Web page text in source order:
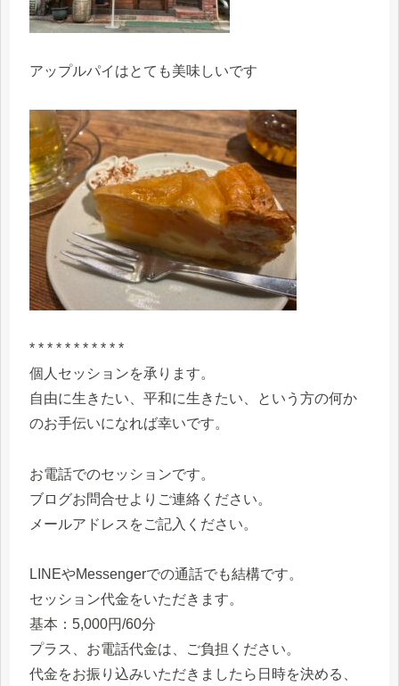
アップルパイはとても美味しいです
* * * * * * * * * * *
個人セッションを承ります。
自由に生きたい、平和に生きたい、という方の何か
のお手伝いになれば幸いです。
お電話でのセッションです。
ブログお問合せよりご連絡ください。
メールアドレスをご記入ください。
LINEやMessengerでの通話でも結構です。
セッション代金をいただきます。
基本：5,000円/60分
プラス、お電話代金は、ご負担ください。
代金をお振り込みいただきましたら日時を決める、